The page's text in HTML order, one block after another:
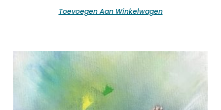
Toevoegen Aan Winkelwagen